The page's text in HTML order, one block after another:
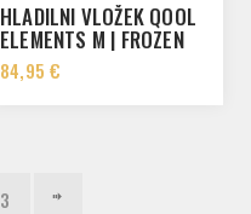
HLADILNI VLOŽEK QOOL
ELEMENTS M | FROZEN
AKB00360
84,95 €
3